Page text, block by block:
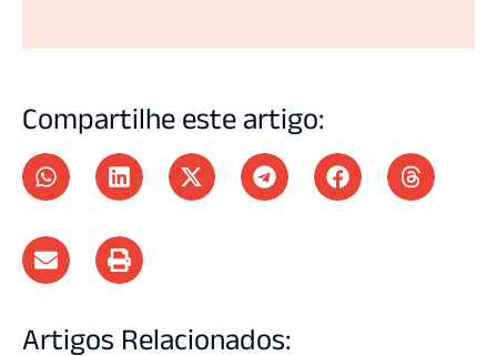
Compartilhe este artigo:
Artigos Relacionados: